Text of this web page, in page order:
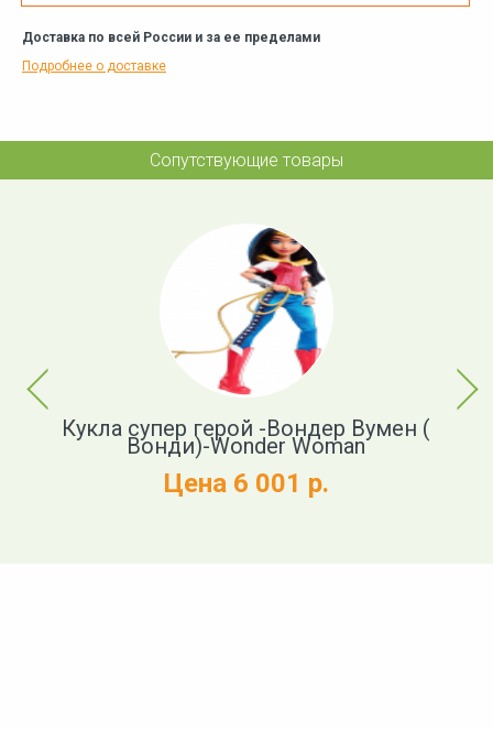
Доставка по всей России и за ее пределами
Подробнее о доставке
Сопутствующие товары
Previous
Кукла супер герой -Вондер Вумен (
Вонди)-Wonder Woman
Цена 6 001 р.
Next